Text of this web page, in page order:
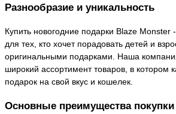
Разнообразие и уникальность
Купить новогодние подарки Blaze Monster
для тех, кто хочет порадовать детей и
оригинальными подарками. Наша
широкий ассортимент товаров, в котором
подарок на свой вкус и кошелек.
Основные преимущества покупки